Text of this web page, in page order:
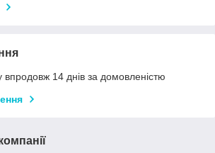
14 днів за домовленістю